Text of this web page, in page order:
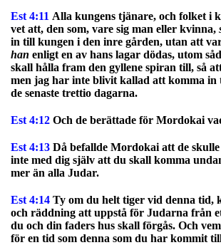
Est 4:11 Alla kungens tjänare, och folket i
vet att, den som, vare sig man eller kvinna,
in till kungen i den inre gården, utan att
han enligt en av hans lagar dödas, utom
skall hålla fram den gyllene spiran till, så
men jag har inte blivit kallad att komma
de senaste trettio dagarna.
Est 4:12 Och de berättade för Mordokai
Est 4:13 Då befallde Mordokai att de
inte med dig själv att du skall komma
mer än alla Judar.
Est 4:14 Ty om du helt tiger vid denna tid,
och räddning att uppstå för Judarna från
du och din faders hus skall förgås. Och
för en tid som denna som du har kommit